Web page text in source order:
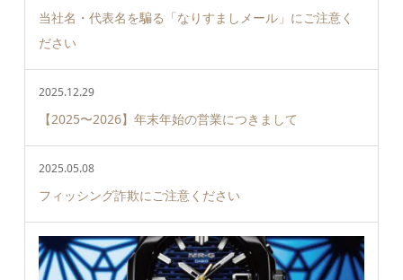
当社名・代表名を騙る「なりすましメール」にご注意く
ださい
2025.12.29
【2025〜2026】年末年始の営業につきまして
2025.05.08
フィッシング詐欺にご注意ください